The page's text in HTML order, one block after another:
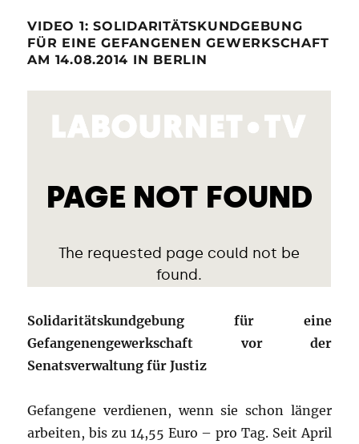
VIDEO 1: SOLIDARITÄTSKUNDGEBUNG
FÜR EINE GEFANGENEN GEWERKSCHAFT
AM 14.08.2014 IN BERLIN
Solidaritätskundgebung für eine
Gefangenengewerkschaft vor der
Senatsverwaltung für Justiz
Gefangene verdienen, wenn sie schon länger
arbeiten, bis zu 14,55 Euro – pro Tag. Seit April